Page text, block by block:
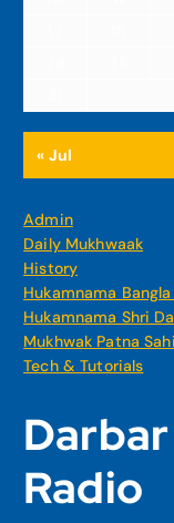
« Jul
Admin
Daily Mukhwaak
History
Hukamnama
Hukamnama Shri
Mukhwak Patna
Tech & Tutorials
Radio